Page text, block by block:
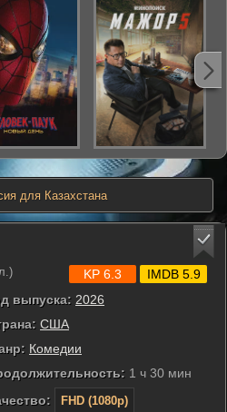
для Казахстана
выпуска: 2026
США
Комедии
1 ч 30 мин
FHD (1080p)
KP 6.3 IMDB 5.9